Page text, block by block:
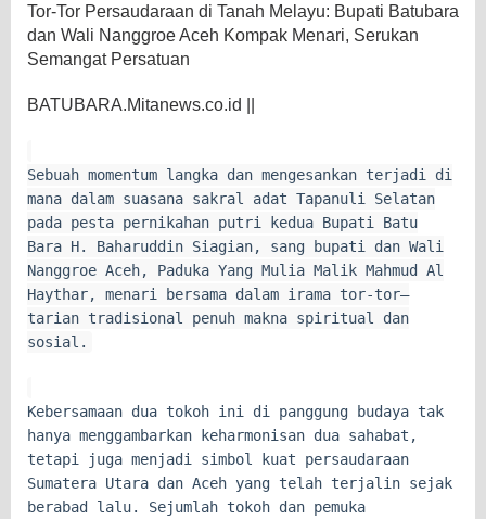
Tor-Tor Persaudaraan di Tanah Melayu: Bupati Batubara
dan Wali Nanggroe Aceh Kompak Menari, Serukan
Semangat Persatuan
BATUBARA.Mitanews.co.id ||
Sebuah momentum langka dan mengesankan terjadi di
mana dalam suasana sakral adat Tapanuli Selatan
pada pesta pernikahan putri kedua Bupati Batu
Bara H. Baharuddin Siagian, sang bupati dan Wali
Nanggroe Aceh, Paduka Yang Mulia Malik Mahmud Al
Haythar, menari bersama dalam irama tor-tor—
tarian tradisional penuh makna spiritual dan
sosial.
Kebersamaan dua tokoh ini di panggung budaya tak
hanya menggambarkan keharmonisan dua sahabat,
tetapi juga menjadi simbol kuat persaudaraan
Sumatera Utara dan Aceh yang telah terjalin sejak
berabad lalu. Sejumlah tokoh dan pemuka